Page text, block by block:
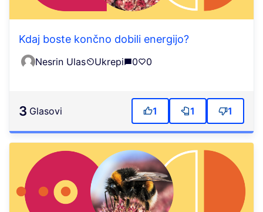
Kdaj boste končno dobili energijo?
Nesrin Ulas Ukrepi 0 0
3 Glasovi 1 1 1